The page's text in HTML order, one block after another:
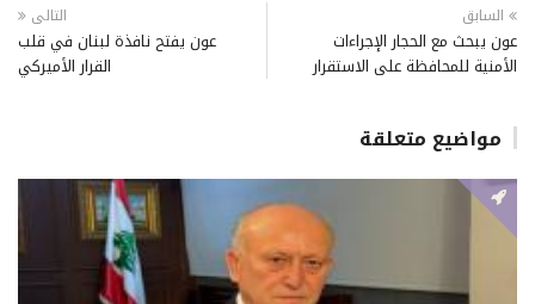
السابق
عون يبحث مع الحجار الإجراءات
الأمنية للمحافظة على الاستقرار
التالى
عون يفتح نافذة لبنان في قلب
القرار الأميركي
مواضيع متعلقة